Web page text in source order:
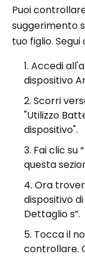
Puoi
suggerimento
tuo figlio. Segui
Accedi
dispositivo
Scorri
"Utilizzo
dispositivo".
Fai clic su
questa
Ora
dispositivo
Dettaglio s”.
Tocca il
controllare.